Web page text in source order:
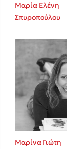
Μαρία Ελένη
Σπυροπούλου
Μαρίνα Γιώτη